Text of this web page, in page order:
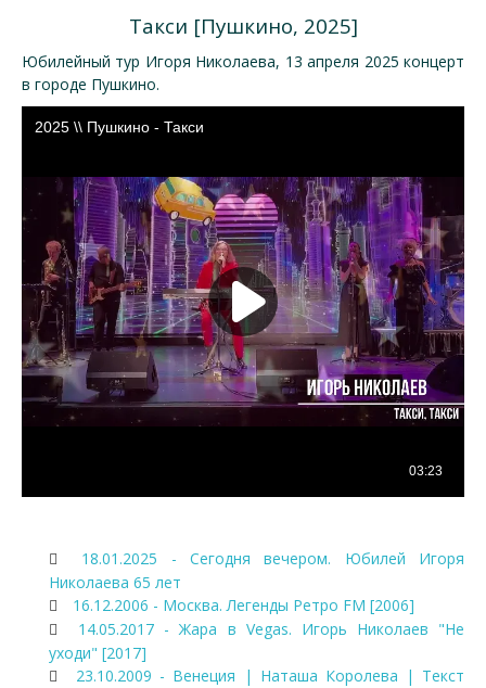
Такси [Пушкино, 2025]
Юбилейный тур Игоря Николаева, 13 апреля 2025 концерт
в городе Пушкино.
18.01.2025 - Сегодня вечером. Юбилей Игоря
Николаева 65 лет
16.12.2006 - Москва. Легенды Ретро FM [2006]
14.05.2017 - Жара в Vegas. Игорь Николаев "Не
уходи" [2017]
23.10.2009 - Венеция | Наташа Королева | Текст